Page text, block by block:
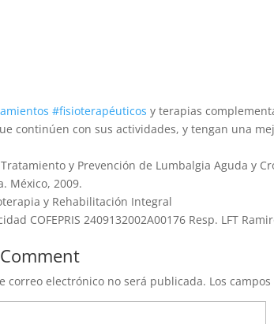
#fisioterapéuticos y terapias
continúen con sus actividades, y tengan una
y Prevención de Lumbalgia Aguda y
México, 2009.
y Rehabilitación Integral
COFEPRIS 2409132002A00176 Resp. LFT
correo electrónico no será publicada. Los